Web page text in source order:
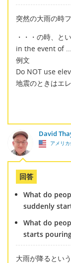
突然の大雨の時
・・・の時、と
in the event of ...
例文
Do NOT use
地震のときはエ
David
アメリ
回答
What do
suddenly
What do
starts
大雨が降るとい